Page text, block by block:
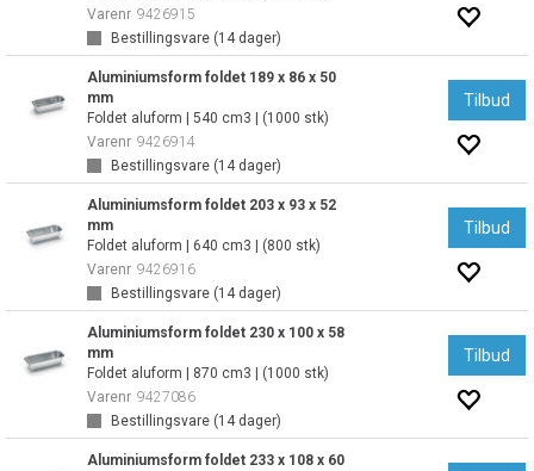
Varenr 9426915
Bestillingsvare (14dager)
Aluminiumsform foldet 189 x 86 x 50
mm
Foldet aluform | 540 cm3 | (1000 stk)
Varenr 9426914
Bestillingsvare (14dager)
Tilbud
Aluminiumsform foldet 203 x 93 x 52
mm
Foldet aluform | 640 cm3 | (800 stk)
Varenr 9426916
Bestillingsvare (14dager)
Tilbud
Aluminiumsform foldet 230 x 100 x 58
mm
Foldet aluform | 870 cm3 | (1000 stk)
Varenr 9427086
Bestillingsvare (14dager)
Tilbud
Aluminiumsform foldet 233 x 108 x 60